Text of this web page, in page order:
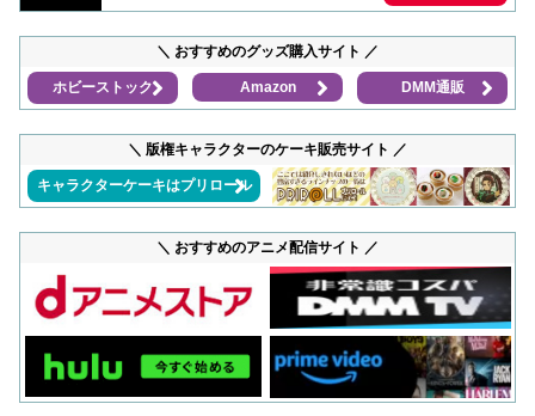
＼ おすすめのグッズ購入サイト ／
ホビーストック Amazon DMM通販
＼ 版権キャラクターのケーキ販売サイト ／
キャラクターケーキはプリロール
＼ おすすめのアニメ配信サイト ／